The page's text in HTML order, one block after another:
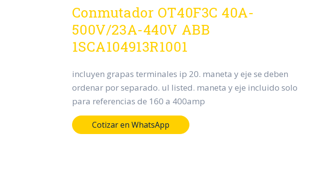
Conmutador OT40F3C 40A-
500V/23A-440V ABB
1SCA104913R1001
incluyen grapas terminales ip 20. maneta y eje se deben
ordenar por separado. ul listed. maneta y eje incluido solo
para referencias de 160 a 400amp
Cotizar en WhatsApp